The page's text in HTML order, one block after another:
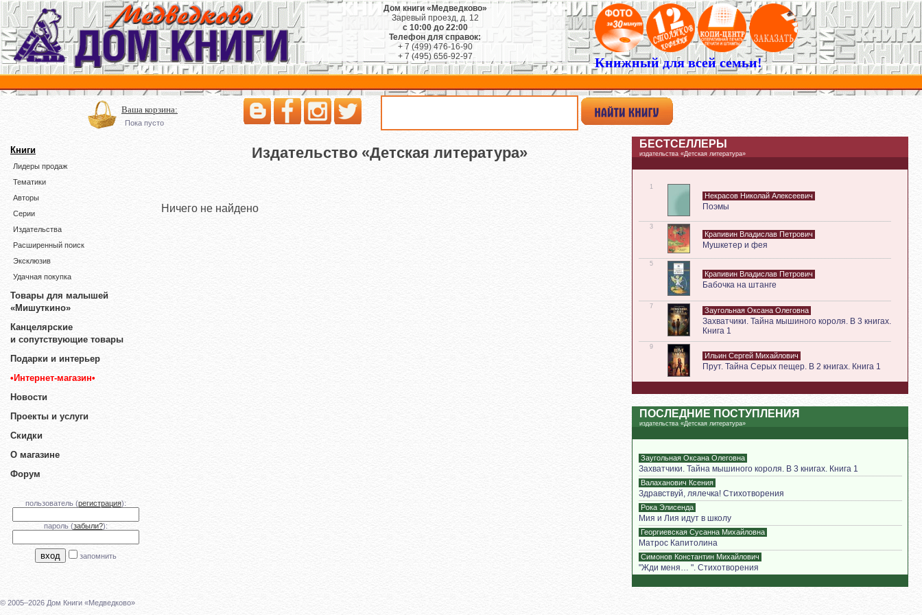
Дом книги «Медведково»
Заревый проезд, д. 12
с 10:00 до 22:00
Телефон для справок:
+ 7 (499) 476-16-90
+ 7 (495) 656-92-97
Книжный для всей семьи!
Ваша корзина:
Пока пусто
Книги
Лидеры продаж
Тематики
Авторы
Серии
Издательства
Расширенный поиск
Эксклюзив
Удачная покупка
Товары для малышей
«Мишуткино»
Канцелярские
и сопутствующие товары
Подарки и интерьер
•Интернет-магазин•
Новости
Проекты и услуги
Скидки
О магазине
Форум
пользователь (регистрация):
пароль (забыли?):
запомнить
© 2005–2026 Дом Книги «Медведково»
Издательство «Детская литература»
Ничего не найдено
БЕСТСЕЛЛЕРЫ
издательства «Детская литература»
1
Некрасов Николай Алексеевич
Поэмы
3
Крапивин Владислав Петрович
Мушкетер и фея
5
Крапивин Владислав Петрович
Бабочка на штанге
7 Заугольная Оксана Олеговна
Захватчики. Тайна мышиного короля. В 3 книгах.
Книга 1
9
Ильин Сергей Михайлович
Прут. Тайна Серых пещер. В 2 книгах. Книга 1
ПОСЛЕДНИЕ ПОСТУПЛЕНИЯ
издательства «Детская литература»
Заугольная Оксана Олеговна
Захватчики. Тайна мышиного короля. В 3 книгах. Книга 1
Валаханович Ксения
Здравствуй, лялечка! Стихотворения
Рока Элисенда
Мия и Лия идут в школу
Георгиевская Сусанна Михайловна
Матрос Капитолина
Симонов Константин Михайлович
"Жди меня… ". Стихотворения